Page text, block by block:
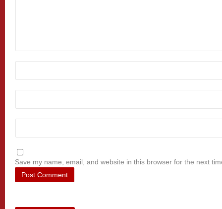
Save my name, email, and website in this browser for the next